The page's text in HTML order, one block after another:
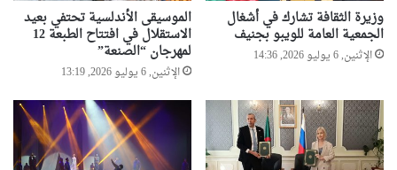
وزيرة الثقافة تشارك في أشغال
الجمعية العامة للويبو بجنيف
الإثنين, 6 يوليو 2026, 14:36
الموسيقى الأندلسية تحتفي بعيد
الاستقلال في افتتاح الطبعة 12
لمهرجان “الصنعة”
الإثنين, 6 يوليو 2026, 13:19